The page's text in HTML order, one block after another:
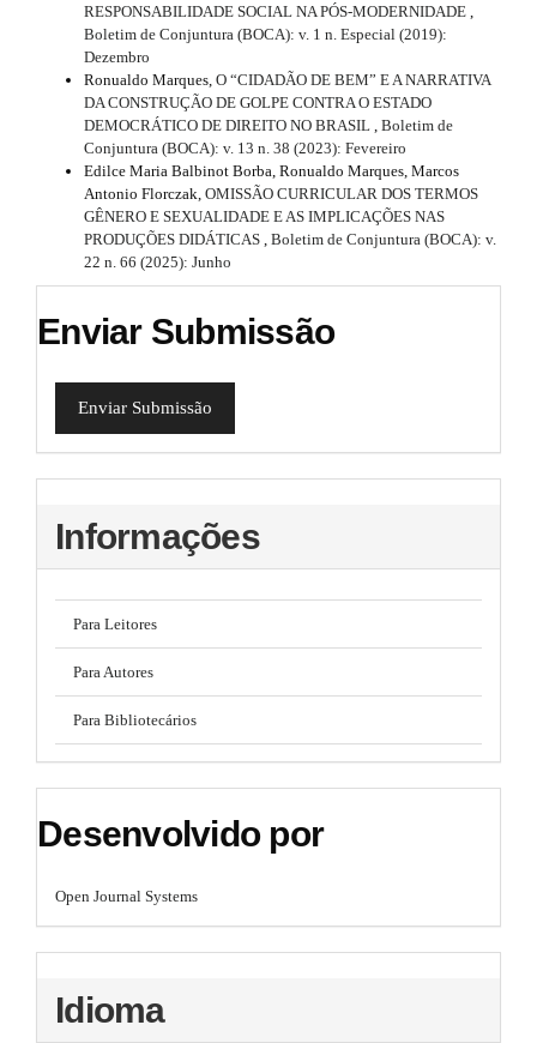
RESPONSABILIDADE SOCIAL NA PÓS-MODERNIDADE
Boletim de Conjuntura (BOCA): v. 1 n. Especial (2019):
Dezembro
Ronualdo Marques, O “CIDADÃO DE BEM” E A NARRATIVA
DA CONSTRUÇÃO DE GOLPE CONTRA O ESTADO
DEMOCRÁTICO DE DIREITO NO BRASIL Boletim de
Conjuntura (BOCA): v. 13 n. 38 (2023): Fevereiro
Edilce Maria Balbinot Borba, Ronualdo Marques, Marcos
Antonio Florczak, OMISSÃO CURRICULAR DOS TERMOS
GÊNERO E SEXUALIDADE E AS IMPLICAÇÕES NAS
PRODUÇÕES DIDÁTICAS Boletim de Conjuntura (BOCA): v.
22 n. 66 (2025): Junho
Enviar Submissão
Enviar Submissão
Informações
Para Leitores
Para Autores
Para Bibliotecários
Desenvolvido por
Open Journal Systems
Idioma